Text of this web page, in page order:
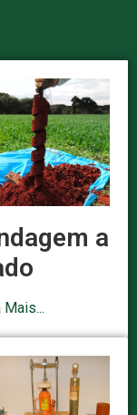
a
Mais...